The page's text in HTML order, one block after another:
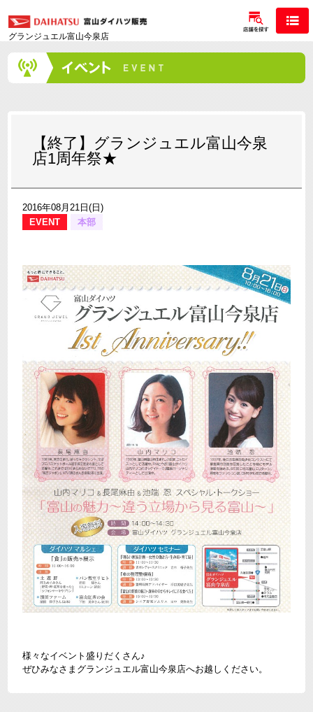
グランジュエル富山今泉店
【終了】グランジュエル富山今泉
店1周年祭★
2016年08月21日(日)
EVENT
本部
様々なイベント盛りだくさん♪
ぜひみなさまグランジュエル富山今泉店へお越しください。